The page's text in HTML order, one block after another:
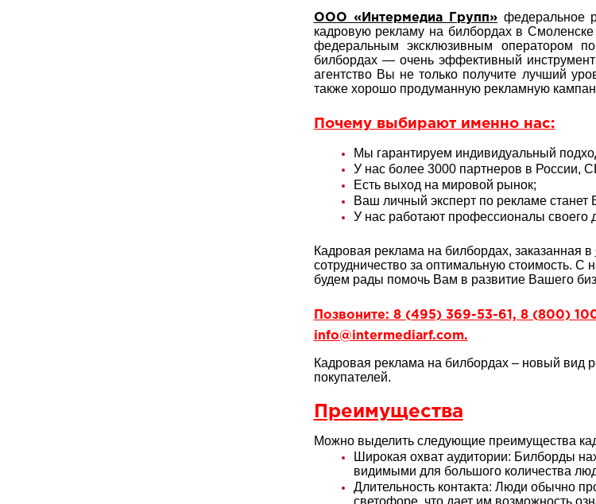
ООО «Интермедиа Групп» федеральное
кадровую рекламу на билбордах в
федеральным эксклюзивным оператором
билбордах — очень эффективный
агентство Вы не только получите лучший
также хорошо продуманную рекламную
Почему выбирают именно нас:
Мы гарантируем индивидуальный
У нас более 3000 партнеров в России,
Есть выход на мировой рынок;
Ваш личный эксперт по рекламе
У нас работают профессионалы своего
Кадровая реклама на билбордах, заказанная в
сотрудничество за оптимальную стоимость.
будем рады помочь Вам в развитие Вашего
Позвоните: 8 (495) 369-53-61, 8 (800)
info@intermediarf.com.
Кадровая реклама на билбордах – новый вид
покупателей.
Преимущества
Можно выделить следующие преимущества
Широкая охват аудитории: Билборды
видимыми для большого количества
Длительность контакта: Люди обычно
светофоре, что дает им возможность